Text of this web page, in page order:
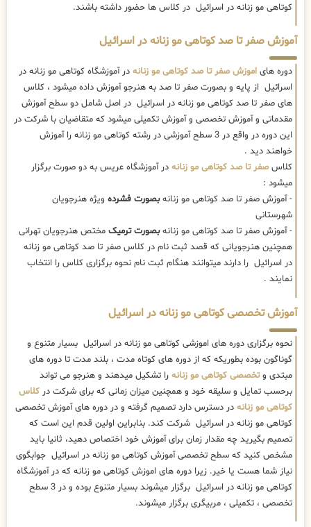
کوتاهی مو زنانه در اسرائیل در کلاس ها حضور داشته باشند.
آموزش صفر تا صد کوتاهی مو زنانه در اسرائیل
دوره های اموزش صفر تا صد کوتاهی مو زنانه در آموزشگاه کوتاهی مو زنانه در
اسرائیل از پایه و بصورت صفر تا صد به هنرجو آموزش داده میشود ، کلاس
های صفر تا صد کوتاهی مو زنانه در اسرائیل در اصل شامل دو سطح آموزش
مقدماتی و آموزش تخصصی و آموزش تکمیلی میشود که متقاضیان با شرکت در
این دوره در واقع در 3 سطح آموزشی در رشته کوتاهی مو زنانه را آموزش
خواهند دید .
کلاسصفر تا صد کوتاهی مو زنانه در آموزشگاه عریس به دو صورت برگزار
میشود :
- آموزش صفر تا صد کوتاهی مو زنانهبصورت فشرده ویژه هنرجویان
شهرستانی
- آموزش صفر تا صد کوتاهی مو زنانهبصورت ترمیک مختص هنرجویان تهرانی
همچنین هنرجویانی که قصد ثبت نام در کلاس صفر تا صد کوتاهی مو زنانه
در اسرائیل را دارند میتوانند هنگام ثبت نام نحوه برگزاری کلاس را انتخاب
نمایند .
آموزش تخصصی کوتاهی مو زنانه در اسرائیل
نحوه برگزاری دوره های اموزشی کوتاهی مو زنانه در اسرائیل بسیار متنوع و
گوناگون بوده بطوریکه که از دوره های کوتاه مدت ، بلند مدت تا دوره های
مبتدی وتخصصی کوتاهی مو زنانه را تشکیل میدهند و هنرجو می تواند
برحسب تمایل و سلیقه خود و همچنین میزان زمانی که برای شرکت در کلاس
کوتاهی مو زنانه در دسترس دارد تصمیم گرفته و در دوره های آموزش تخصصی
کوتاهی مو زنانه در اسرائیل شرکت کند. بنابراین اولین قدم این است که
تصمیم بگیرید چه مقدار زمان برای آموزش خود اختصاص دهید، ثانیا باید
مشخص کنید که سطح تخصصی آموزش کوتاهی مو زنانه در اسرائیل جوابگوی
نیاز شما هست یا خیر. زیرا دوره های اموزش کوتاهی مو زنانه که در آموزشگاه
کوتاهی مو زنانه در اسرائیل برگزار میشوند بسیار متنوع بوده و در 3 سطح
تخصصی ، تکمیلی ، مربیگری برگزار میشوند.